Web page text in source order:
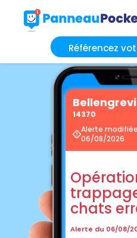
Référencez
14370
Alerte
06/08/2026
chats
Alerte du 06/08/